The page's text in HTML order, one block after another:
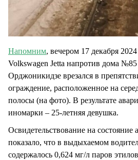
Напомним, вечером 17 декабря
Volkswagen Jetta напротив дома
Орджоникидзе врезался в
ограждение, расположенное на
полосы (на фото). В результате
иномарки – 25-летняя девушка.
Освидетельствование на состояние
показало, что в выдыхаемом
содержалось 0,624 мг/л паров